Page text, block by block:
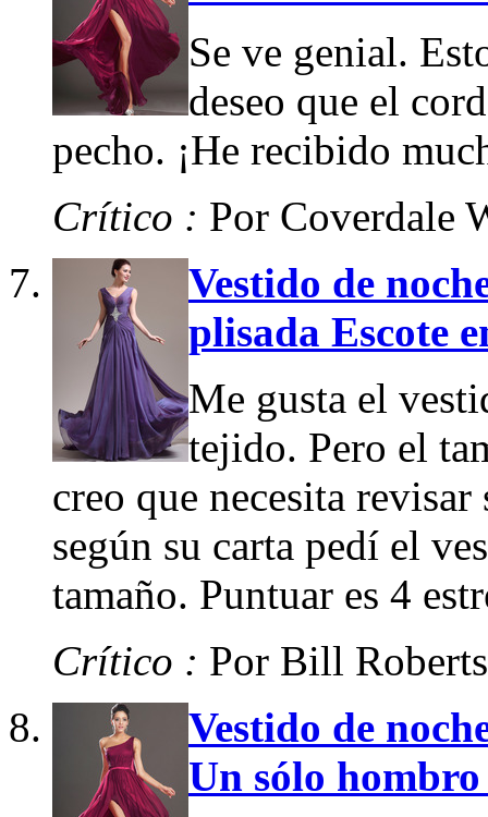
Se ve genial.
deseo que el
pecho. ¡He recibido
Crítico : Por Coverdale
Vestido de
plisada Escote
Me gusta el
tejido. Pero el
creo que necesita
según su carta pedí el
tamaño. Puntuar es 4
Crítico : Por Bill Roberts
Vestido de
Un sólo